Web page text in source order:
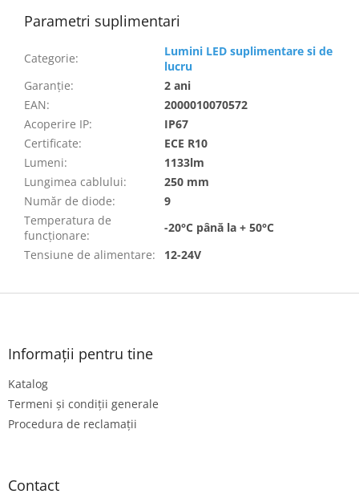
Parametri suplimentari
Categorie:
Lumini LED suplimentare si de
lucru
Garanţie:
2 ani
EAN:
2000010070572
Acoperire IP:
IP67
Certificate:
ECE R10
Lumeni:
1133lm
Lungimea cablului:
250 mm
Număr de diode:
9
Temperatura de
funcționare:
-20°C până la + 50°C
Tensiune de alimentare: 12-24V
S
Informații pentru tine
Katalog
Termeni și condiții generale
Procedura de reclamații
Contact